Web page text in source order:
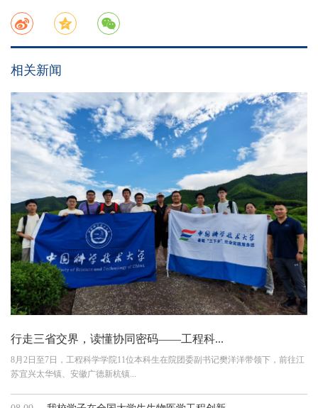
相关新闻
行走三省交界，读懂协同密码——工程科...
8月2日至7日，工程科学学院11位本科生在院团委副书记樊洋洋带领下，前往江
苏宜兴太华镇、安徽广德新杭镇...